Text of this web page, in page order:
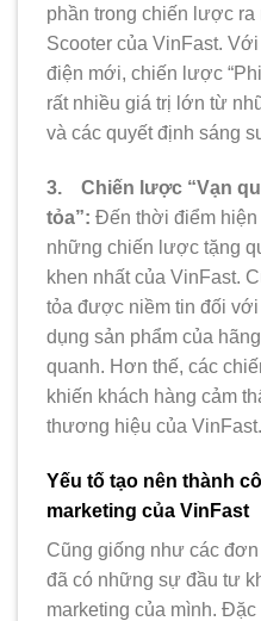
phần trong chiến lược ra
Scooter của VinFast.
điện mới, chiến lược
rất nhiều giá trị lớn từ
và các quyết định sáng
3. Chiến lược “Vạn
tỏa”: Đến thời điểm hiện
những chiến lược tặng
khen nhất của VinFast.
tỏa được niềm tin đối
dụng sản phẩm của
quanh. Hơn thế, các
khiến khách hàng cảm
thương hiệu của VinFast.
Yếu tố tạo nên thành
marketing của VinFast
Cũng giống như các
đã có những sự đầu tư
marketing của mình.